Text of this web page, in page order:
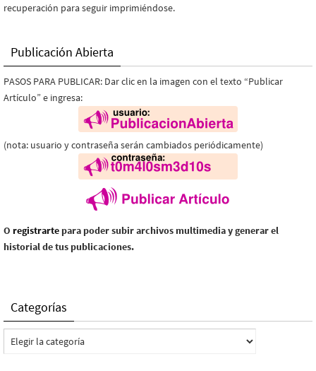
recuperación para seguir imprimiéndose.
Publicación Abierta
PASOS PARA PUBLICAR: Dar clic en la imagen con el texto “Publicar
Artículo” e ingresa:
(nota: usuario y contraseña serán cambiados periódicamente)
O registrarte para poder subir archivos multimedia y generar el
historial de tus publicaciones.
Categorías
Categorías